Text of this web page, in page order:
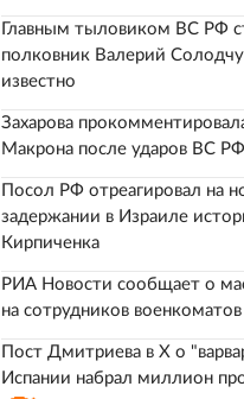
Главным тыловиком ВС РФ
полковник Валерий
известно
Захарова
Макрона после ударов ВС
Посол РФ отреагировал на
задержании в Израиле
Кирпиченка
РИА Новости сообщает о
на сотрудников
Пост Дмитриева в X о
Испании набрал миллион